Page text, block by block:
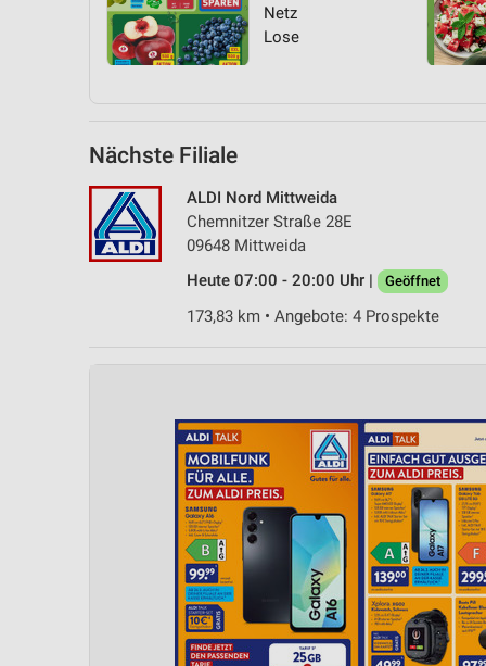
Netz
Lose
Nächste Filiale
ALDI Nord Mittweida
Chemnitzer Straße 28E
09648 Mittweida
Heute 07:00 - 20:00 Uhr |
Geöffnet
173,83 km • Angebote: 4 Prospekte
Nicht-IAB-Verarbeitungszwecke: